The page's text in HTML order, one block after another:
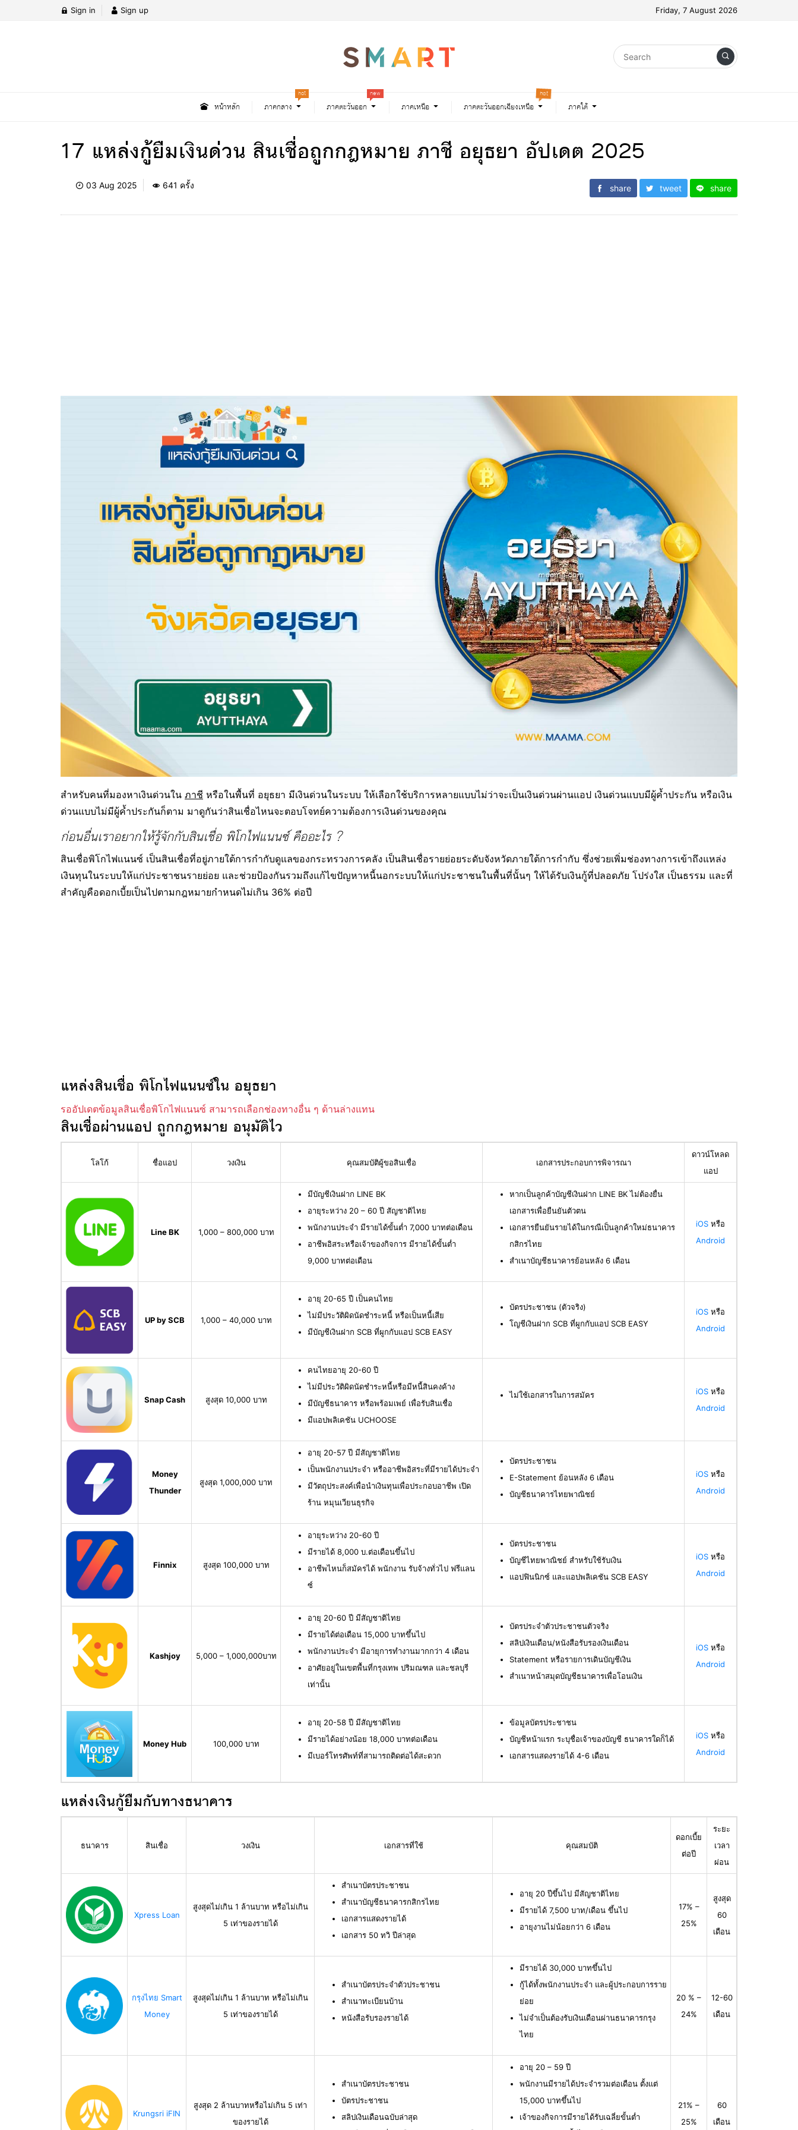
Sign in Sign up Friday, 7 August 2026
หน้าหลัก ภาคกลาง
hot
ภาคตะวันออก
new
ภาคเหนือ ภาคตะวันออกเฉียงเหนือ
hot
ภาคใต้
17 แหล่งกู้ยืมเงินด่วน สินเชื่อถูกกฎหมาย ภาชี อยุธยา อัปเดต 2025
03 Aug 2025 641 ครั้ง share tweet share
สำหรับคนที่มองหาเงินด่วนใน ภาชี หรือในพื้นที่ อยุธยา มีเงินด่วนในระบบ ให้เลือกใช้บริการหลายแบบไม่ว่าจะเป็นเงินด่วนผ่านแอป เงินด่วนแบบมีผู้ค้ำประกัน หรือเงิน
ด่วนแบบไม่มีผู้ค้ำประกันก็ตาม มาดูกันว่าสินเชื่อไหนจะตอบโจทย์ความต้องการเงินด่วนของคุณ
ก่อนอื่นเราอยากให้รู้จักกับสินเชื่อ พิโกไฟแนนซ์ คืออะไร ?
สินเชื่อพิโกไฟแนนซ์ เป็นสินเชื่อที่อยู่ภายใต้การกำกับดูแลของกระทรวงการคลัง เป็นสินเชื่อรายย่อยระดับจังหวัดภายใต้การกำกับ ซึ่งช่วยเพิ่มช่องทางการเข้าถึงแหล่ง
เงินทุนในระบบให้แก่ประชาชนรายย่อย และช่วยป้องกันรวมถึงแก้ไขปัญหาหนี้นอกระบบให้แก่ประชาชนในพื้นที่นั้นๆ ให้ได้รับเงินกู้ที่ปลอดภัย โปร่งใส เป็นธรรม และที่
สำคัญคือดอกเบี้ยเป็นไปตามกฎหมายกำหนดไม่เกิน 36% ต่อปี
แหล่งสินเชื่อ พิโกไฟแนนซ์ใน อยุธยา
รออัปเดตข้อมูลสินเชื่อพิโกไฟแนนซ์ สามารถเลือกช่องทางอื่น ๆ ด้านล่างแทน
สินเชื่อผ่านแอป ถูกกฎหมาย อนุมัติไว
โลโก้ ชื่อแอป วงเงิน คุณสมบัติผู้ขอสินเชื่อ เอกสารประกอบการพิจารณา
ดาวน์โหลด
แอป
Line BK 1,000 – 800,000 บาท
มีบัญชีเงินฝาก LINE BK
อายุระหว่าง 20 – 60 ปี สัญชาติไทย
พนักงานประจำ มีรายได้ขั้นต่ำ 7,000 บาทต่อเดือน
อาชีพอิสระหรือเจ้าของกิจการ มีรายได้ขั้นต่ำ
9,000 บาทต่อเดือน
หากเป็นลูกค้าบัญชีเงินฝาก LINE BK ไม่ต้องยื่น
เอกสารเพื่อยืนยันตัวตน
เอกสารยืนยันรายได้ในกรณีเป็นลูกค้าใหม่ธนาคาร
กสิกรไทย
สำเนาบัญชีธนาคารย้อนหลัง 6 เดือน
iOS หรือ
Android
UP by SCB 1,000 – 40,000 บาท
อายุ 20-65 ปี เป็นคนไทย
ไม่มีประวัติผิดนัดชำระหนี้ หรือเป็นหนี้เสีย
มีบัญชีเงินฝาก SCB ที่ผูกกับแอป SCB EASY
บัตรประชาชน (ตัวจริง)
โญชีเงินฝาก SCB ที่ผูกกับแอป SCB EASY
iOS หรือ
Android
Snap Cash สูงสุด 10,000 บาท
คนไทยอายุ 20-60 ปี
ไม่มีประวัติผิดนัดชำระหนี้หรือมีหนี้สินคงค้าง
มีบัญชีธนาคาร หรือพร้อมเพย์ เพื่อรับสินเชื่อ
มีแอปพลิเคชัน UCHOOSE
ไม่ใช้เอกสารในการสมัคร iOS หรือ
Android
Money
Thunder
สูงสุด 1,000,000 บาท
อายุ 20-57 ปี มีสัญชาติไทย
เป็นพนักงานประจำ หรืออาชีพอิสระที่มีรายได้ประจำ
มีวัตถุประสงค์เพื่อนำเงินทุนเพื่อประกอบอาชีพ เปิด
ร้าน หมุนเวียนธุรกิจ
บัตรประชาชน
E-Statement ย้อนหลัง 6 เดือน
บัญชีธนาคารไทยพาณิชย์
iOS หรือ
Android
Finnix สูงสุด 100,000 บาท
อายุระหว่าง 20-60 ปี
มีรายได้ 8,000 บ.ต่อเดือนขึ้นไป
อาชีพไหนก็สมัครได้ พนักงาน รับจ้างทั่วไป ฟรีแลน
ซ์
บัตรประชาชน
บัญชีไทยพาณิชย์ สำหรับใช้รับเงิน
แอปฟินนิกซ์ และแอปพลิเคชัน SCB EASY
iOS หรือ
Android
Kashjoy 5,000 – 1,000,000บาท
อายุ 20-60 ปี มีสัญชาติไทย
มีรายได้ต่อเดือน 15,000 บาทขึ้นไป
พนักงานประจำ มีอายุการทำงานมากกว่า 4 เดือน
อาศัยอยู่ในเขตพื้นที่กรุงเทพ ปริมณฑล และชลบุรี
เท่านั้น
บัตรประจำตัวประชาชนตัวจริง
สลิปเงินเดือน/หนังสือรับรองเงินเดือน
Statement หรือรายการเดินบัญชีเงิน
สำเนาหน้าสมุดบัญชีธนาคารเพื่อโอนเงิน
iOS หรือ
Android
Money Hub 100,000 บาท
อายุ 20-58 ปี มีสัญชาติไทย
มีรายได้อย่างน้อย 18,000 บาทต่อเดือน
มีเบอร์โทรศัพท์ที่สามารถติดต่อได้สะดวก
ข้อมูลบัตรประชาชน
บัญชีหน้าแรก ระบุชื่อเจ้าของบัญชี ธนาคารใดก็ได้
เอกสารแสดงรายได้ 4-6 เดือน
iOS หรือ
Android
แหล่งเงินกู้ยืมกับทางธนาคาร
ธนาคาร สินเชื่อ วงเงิน เอกสารที่ใช้ คุณสมบัติ
ดอกเบี้ย
ต่อปี
ระยะ
เวลา
ผ่อน
Xpress Loan
สูงสุดไม่เกิน 1 ล้านบาท หรือไม่เกิน
5 เท่าของรายได้
สำเนาบัตรประชาชน
สำเนาบัญชีธนาคารกสิกรไทย
เอกสารแสดงรายได้
เอกสาร 50 ทวิ ปีล่าสุด
อายุ 20 ปีขึ้นไป มีสัญชาติไทย
มีรายได้ 7,500 บาท/เดือน ขึ้นไป
อายุงานไม่น้อยกว่า 6 เดือน
17% –
25%
สูงสุด
60
เดือน
กรุงไทย Smart
Money
สูงสุดไม่เกิน 1 ล้านบาท หรือไม่เกิน
5 เท่าของรายได้
สำเนาบัตรประจำตัวประชาชน
สำเนาทะเบียนบ้าน
หนังสือรับรองรายได้
มีรายได้ 30,000 บาทขึ้นไป
กู้ได้ทั้งพนักงานประจำ และผู้ประกอบการราย
ย่อย
ไม่จำเป็นต้องรับเงินเดือนผ่านธนาคารกรุง
ไทย
20 % –
24%
12-60
เดือน
Krungsri iFIN
สูงสุด 2 ล้านบาทหรือไม่เกิน 5 เท่า
ของรายได้
สำเนาบัตรประชาชน
บัตรประชาชน
สลิปเงินเดือนฉบับล่าสุด
อายุ 20 – 59 ปี
พนักงานมีรายได้ประจำรวมต่อเดือน ตั้งแต่
15,000 บาทขึ้นไป
เจ้าของกิจการมีรายได้รับเฉลี่ยขั้นต่ำ
21% –
25%
60
เดือน